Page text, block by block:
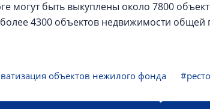
могут быть выкуплены около 7800
4300 объектов недвижимости
объектов нежилого фонда